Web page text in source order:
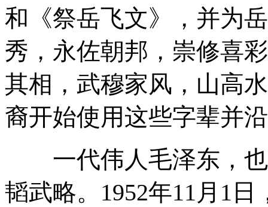
和《祭岳飞文》，并为
秀，永佐朝邦，崇修喜
其相，武穆家风，山高
裔开始使用这些字辈并
一代伟人毛泽东，也
韬武略。1952年11月1